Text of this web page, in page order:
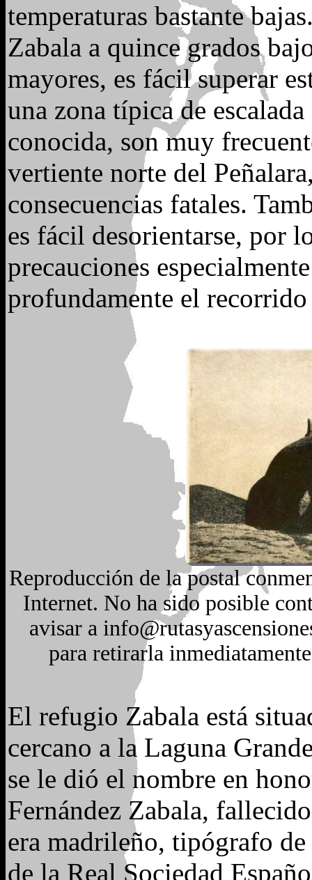
temperaturas bastante
Zabala a quince grados
mayores, es fácil superar
una zona típica de
conocida, son muy
vertiente norte del
consecuencias fatales.
es fácil desorientarse, por
precauciones
profundamente el
Reproducción de la postal
Internet. No ha sido posible
avisar a
para retirarla
El refugio Zabala está
cercano a la Laguna
se le dió el nombre en
Fernández Zabala,
era madrileño, tipógrafo
de la Real Sociedad